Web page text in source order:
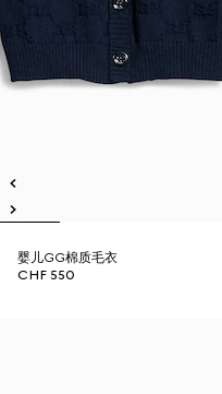
婴儿GG棉质毛衣
CHF 550